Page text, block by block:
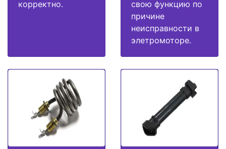
корректно.
свою функцию по
причине
неисправности в
элетромоторе.